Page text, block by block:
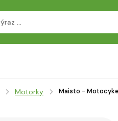
Motorky Maisto -